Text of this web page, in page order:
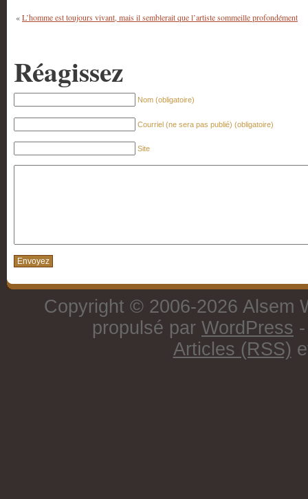
«L’homme est toujours vivant, mais il semblerait que l’artiste sommeille profondément
Réagissez
Nom (obligatoire)
Courriel (ne sera pas publié) (obligatoire)
Site
Copyright © 2006-2026 Alsem
propulsé par WordPress
Articles (RSS)